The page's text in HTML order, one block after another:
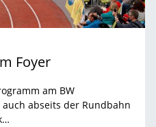
Foyer
am BW
abseits der Rundbahn